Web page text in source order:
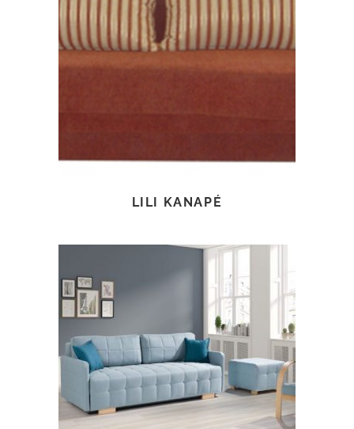
LILI KANAPÉ
TOVÁBB OLVASOM